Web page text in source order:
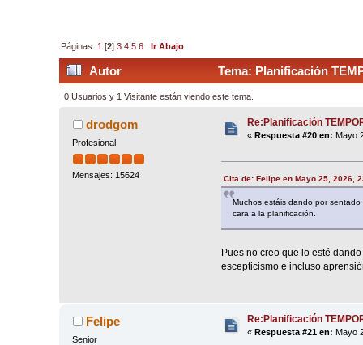
Páginas: 1 [2]3 4 5 6 Ir Abajo
Autor Tema: Planificación
0 Usuarios y 1 Visitante están viendo este tema.
drodgom
Profesional
Mensajes: 15624
Re:Planificación
«Respuesta #20 en: Mayo
Cita de: Felipe en Mayo 25, 2026,
Muchos estáis dando por
cara a la planificación.
Pues no creo que lo esté
escepticismo e incluso
Felipe
Senior
Re:Planificación
«Respuesta #21 en: Mayo